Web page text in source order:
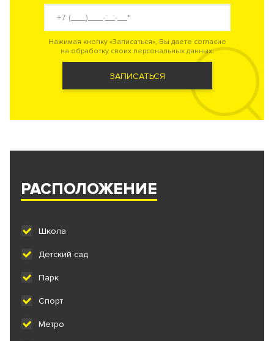
Нажимая кнопку «Записаться», Вы даете согласие
на обработку своих персональных данных.
ЗАПИСАТЬСЯ
РАСПОЛОЖЕНИЕ
Школа
Детский сад
Парк
Спорт
Метро